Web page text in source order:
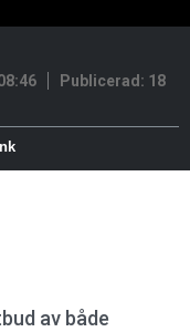
Publicerad: 18
av både